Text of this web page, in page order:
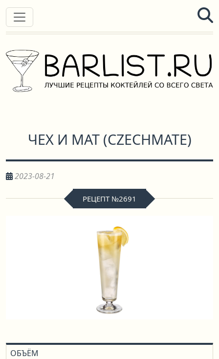
ЧЕХ И МАТ(CZECHMATE)
2023-08-21
РЕЦЕПТ №2691
ОБЪЁМ